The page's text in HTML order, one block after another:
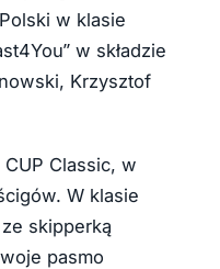
w klasie
w składzie
Krzysztof
Classic, w
W klasie
ze skipperką
pasmo